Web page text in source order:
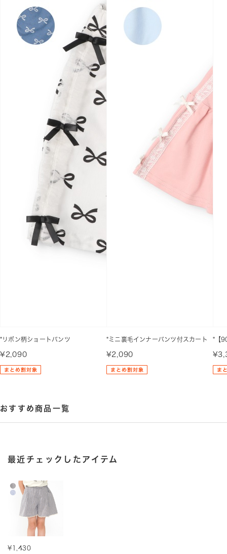
*リボン柄ショートパンツ
¥2,090
*ミニ裏毛インナーパンツ付スカート
¥2,090
*【
おすすめ商品一覧
最近チェックしたアイテム
¥1,430